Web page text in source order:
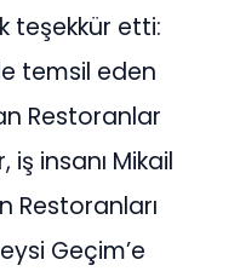
teşekkür etti:
temsil eden
Restoranlar
iş insanı Mikail
Restoranları
Geçim’e